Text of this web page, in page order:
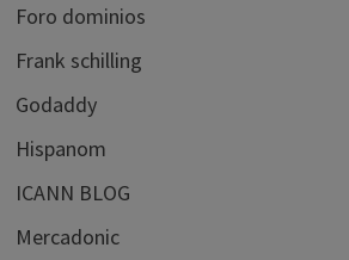
Foro dominios
Frank schilling
Godaddy
Hispanom
ICANN BLOG
Mercadonic